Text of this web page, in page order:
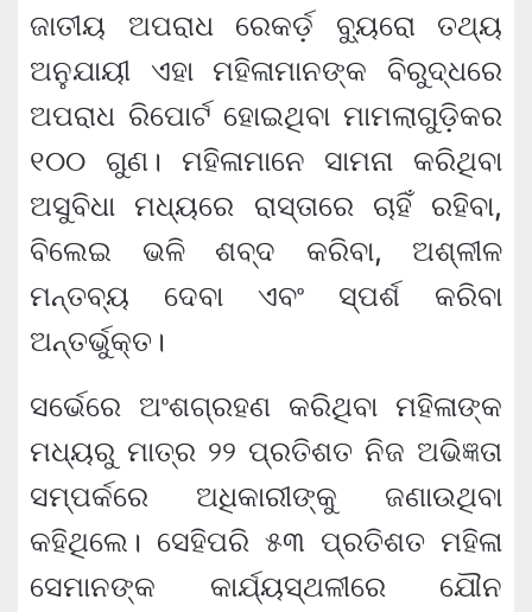
ଜାତୀୟ ଅପରାଧ ରେକର୍ଡ଼ ବ୍ୟୁରୋ ତଥ୍ୟ
ଅନୁଯାୟୀ ଏହା ମହିଳାମାନଙ୍କ ବିରୁଦ୍ଧରେ
ଅପରାଧ ରିପୋର୍ଟ ହୋଇଥିବା ମାମଲାଗୁଡ଼ିକର
୧୦୦ ଗୁଣ। ମହିଳାମାନେ ସାମନା କରିଥିବା
ଅସୁବିଧା ମଧ୍ୟରେ ରାସ୍ତାରେ ଚାହିଁ ରହିବା,
ବିଲେଇ ଭଳି ଶବ୍ଦ କରିବା, ଅଶ୍ଳୀଳ
ମନ୍ତବ୍ୟ ଦେବା ଏବଂ ସ୍ପର୍ଶ କରିବା
ଅନ୍ତର୍ଭୁକ୍ତ।
ସର୍ଭେରେ ଅଂଶଗ୍ରହଣ କରିଥିବା ମହିଳାଙ୍କ
ମଧ୍ୟରୁ ମାତ୍ର ୨୨ ପ୍ରତିଶତ ନିଜ ଅଭିଜ୍ଞତା
ସମ୍ପର୍କରେ ଅଧିକାରୀଙ୍କୁ ଜଣାଉଥିବା
କହିଥିଲେ। ସେହିପରି ୫୩ ପ୍ରତିଶତ ମହିଳା
ସେମାନଙ୍କ କାର୍ଯ୍ୟସ୍ଥଳୀରେ ଯୌନ